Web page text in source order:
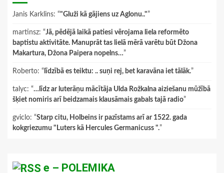
Janis Karklins: “"Gluži kā gājiens uz Aglonu.."”
martinsz: “Jā, pēdējā laikā patiesi vērojama liela reformēto
baptistu aktivitāte. Manuprāt tas lielā mērā varētu būt Džona
Makartura, Džona Paipera nopelns…”
Roberto: “ līdzībā es teiktu: .. suņi rej, bet karavāna iet tālāk.”
talyc: “…līdz ar luterāņu mācītāja Ulda Rožkalna aiziešanu mūžībā
šķiet nomiris arī beidzamais klausāmais gabals tajā radio”
gviclo: “Starp citu, Holbeins ir pazīstams arī ar 1522. gada
kokgriezumu "Luters kā Hercules Germanicuss ".”
e – POLEMIKA